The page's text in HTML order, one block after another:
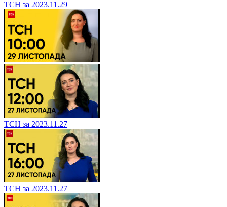
ТСН за 2023.11.29
ТСН за 2023.11.27
ТСН за 2023.11.27